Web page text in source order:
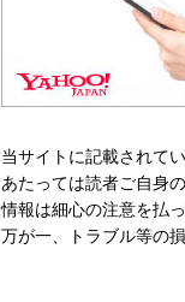
当サイトに記載されて
あたっては読者ご自身
情報は細心の注意を払
万が一、トラブル等の